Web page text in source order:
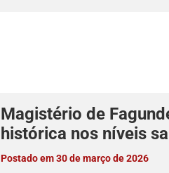
Magistério de
histórica nos níveis
Postado em 30 de março de 2026